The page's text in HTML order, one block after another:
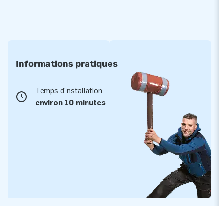
Informations pratiques
Temps d'installation
environ 10 minutes